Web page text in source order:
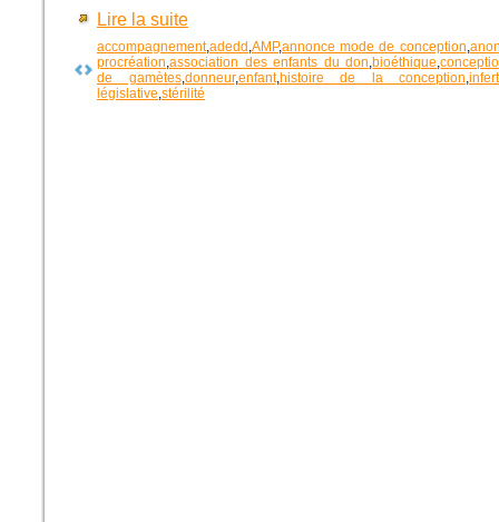
Lire la suite
accompagnement,adedd ,AMP,annonce mode de conception,
procréation,association des enfants du don,bioéthique,
de gamètes,donneur,enfant,histoire de la conception,
législative,stérilité